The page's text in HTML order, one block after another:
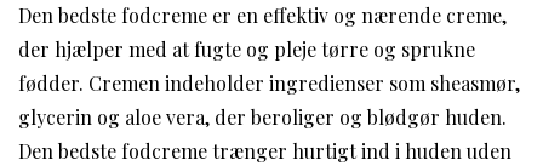
Den bedste fodcreme er en effektiv og nærende creme,
der hjælper med at fugte og pleje tørre og sprukne
fødder. Cremen indeholder ingredienser som sheasmør,
glycerin og aloe vera, der beroliger og blødgør huden.
Den bedste fodcreme trænger hurtigt ind i huden uden